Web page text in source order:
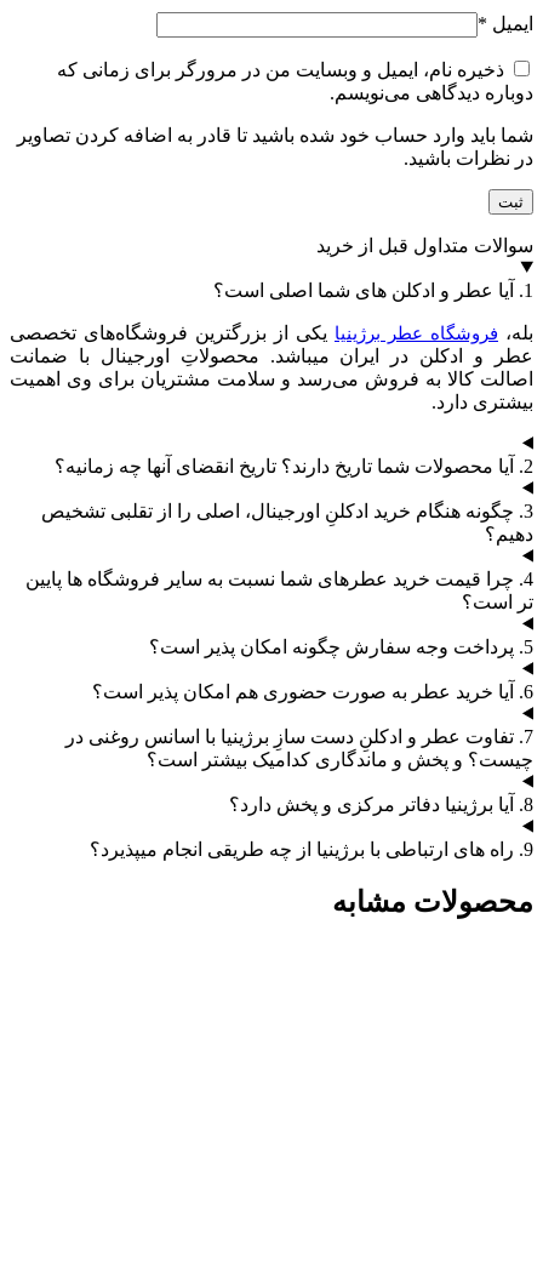
ایمیل *
ذخیره نام، ایمیل و وبسایت من در مرورگر برای زمانی که
دوباره دیدگاهی می‌نویسم.
شما باید وارد حساب خود شده باشید تا قادر به اضافه کردن تصاویر
در نظرات باشید.
سوالات متداول قبل از خرید
1. آیا عطر و ادکلن های شما اصلی است؟
بله، فروشگاه عطر برژینیا یکی از بزرگترین فروشگاه‌های تخصصی
عطر و ادکلن در ایران میباشد. محصولاتِ اورجینال با ضمانت
اصالت کالا به فروش می‌رسد و سلامت مشتریان برای وی اهمیت
بیشتری دارد.
2. آیا محصولات شما تاریخ دارند؟ تاریخ انقضای آنها چه زمانیه؟
3. چگونه هنگام خرید ادکلنِ اورجینال، اصلی را از تقلبی تشخیص
دهیم؟
4. چرا قیمت خرید عطرهای شما نسبت به سایر فروشگاه ها پایین
تر است؟
5. پرداخت وجه سفارش چگونه امکان پذیر است؟
6. آیا خرید عطر به صورت حضوری هم امکان پذیر است؟
7. تفاوت عطر و ادکلنِ دست سازِ برژینیا با اسانس روغنی در
چیست؟ و پخش و ماندگاری کدامیک بیشتر است؟
8. آیا برژینیا دفاتر مرکزی و پخش دارد؟
9. راه های ارتباطی با برژینیا از چه طریقی انجام میپذیرد؟
محصولات مشابه